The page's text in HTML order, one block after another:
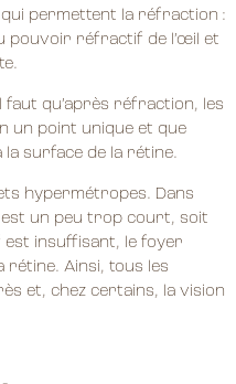
permettent la réfraction :
pouvoir réfractif de l’œil et
faut qu’après réfraction, les
un point unique et que
la surface de la rétine.
hypermétropes. Dans
un peu trop court, soit
insuffisant, le foyer
rétine. Ainsi, tous les
et, chez certains, la vision